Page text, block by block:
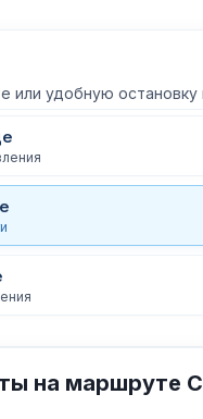
или удобную
на маршруте